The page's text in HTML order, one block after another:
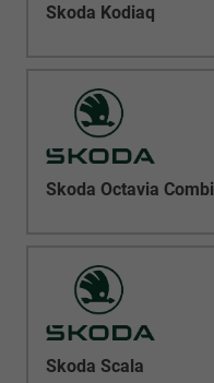
Skoda Kodiaq
Skoda Octavia Combi
Skoda Scala